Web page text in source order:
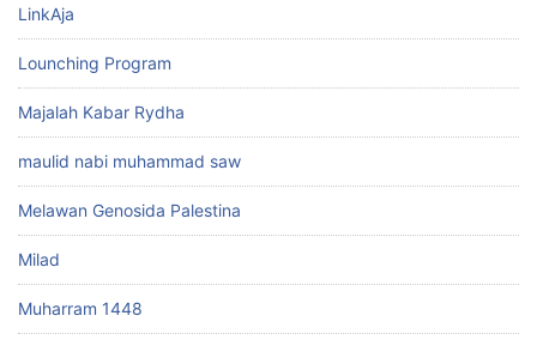
LinkAja
Lounching Program
Majalah Kabar Rydha
maulid nabi muhammad saw
Melawan Genosida Palestina
Milad
Muharram 1448